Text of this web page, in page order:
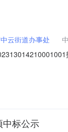
云街道办事处
工程地址：中云
中标公示